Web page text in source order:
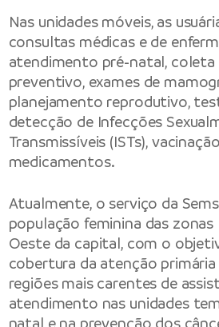
Nas unidades móveis, as
consultas médicas e de
atendimento pré-natal, coleta
preventivo, exames de
planejamento reprodutivo,
detecção de Infecções
Transmissíveis (ISTs),
medicamentos.
Atualmente, o serviço da
população feminina das
Oeste da capital, com o
cobertura da atenção primária
regiões mais carentes de
atendimento nas unidades